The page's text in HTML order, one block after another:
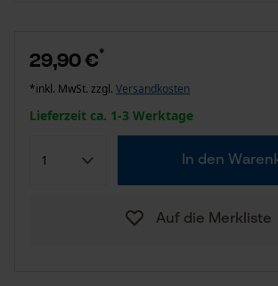
29,90 €*
*inkl. MwSt. zzgl. Versandkosten
Lieferzeit ca. 1-3 Werktage
In den
Auf die Merkliste